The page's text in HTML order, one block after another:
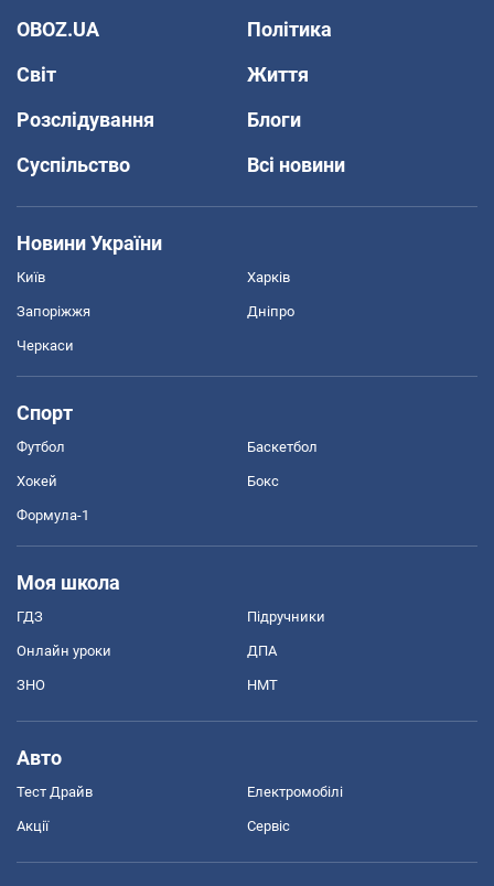
OBOZ.UA
Політика
Світ
Життя
Розслідування
Блоги
Суспільство
Всі новини
Новини України
Київ Харків
Запоріжжя Дніпро
Черкаси
Спорт
Футбол Баскетбол
Хокей Бокс
Формула-1
Моя школа
ГДЗ Підручники
Онлайн уроки ДПА
ЗНО НМТ
Авто
Тест Драйв Електромобілі
Акції Сервіс